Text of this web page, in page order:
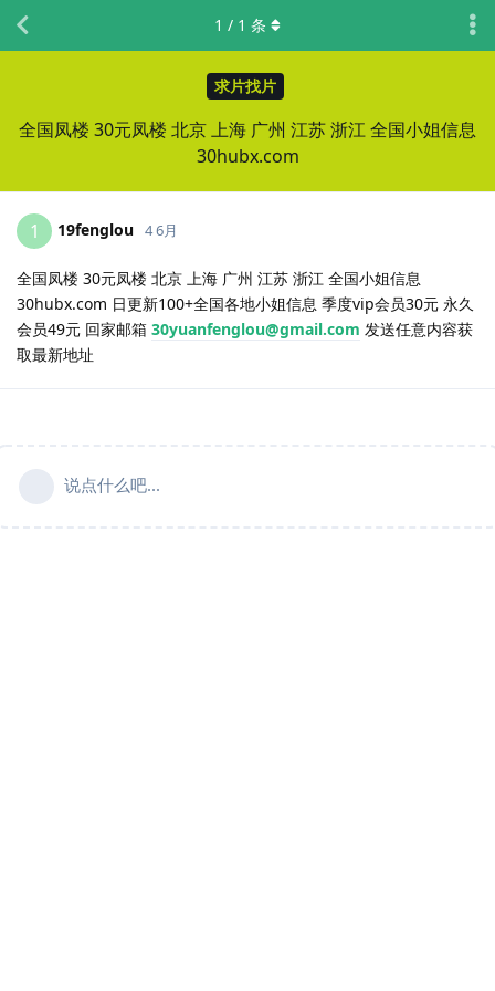
求片找片
全国凤楼 30元凤楼 北京 上海 广州 江苏 浙江 全国小姐信息
30hubx.com
1 / 1 条
1 19fenglou 4 6月
全国凤楼 30元凤楼 北京 上海 广州 江苏 浙江 全国小姐信息
30hubx.com 日更新100+全国各地小姐信息 季度vip会员30元 永久
会员49元 回家邮箱 30yuanfenglou@gmail.com 发送任意内容获
取最新地址
说点什么吧...